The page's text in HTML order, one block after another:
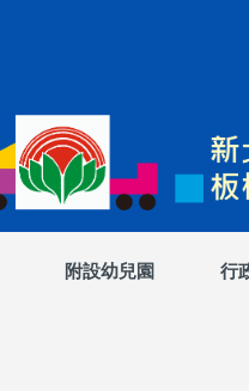
附設幼兒園 行